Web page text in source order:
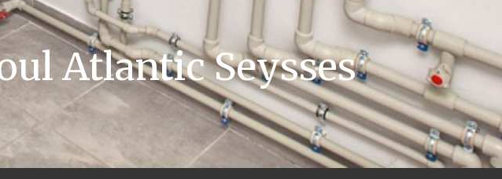
Atlantic Seysses